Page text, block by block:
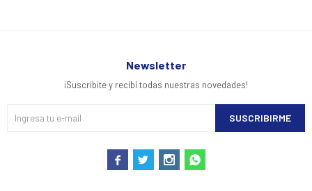
Newsletter
¡Suscribite y recibí todas nuestras novedades!
SUSCRIBIRME
   